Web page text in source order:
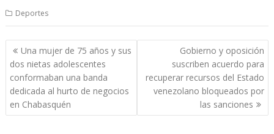
Deportes
Navegación
de
entradas
Una mujer de 75 años y sus
dos nietas adolescentes
conformaban una banda
dedicada al hurto de negocios
en Chabasquén
Gobierno y oposición
suscriben acuerdo para
recuperar recursos del Estado
venezolano bloqueados por
las sanciones